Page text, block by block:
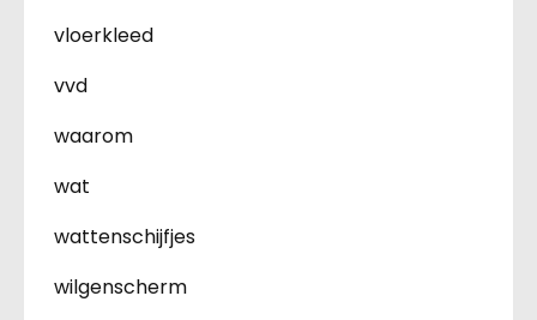
vloerkleed
vvd
waarom
wat
wattenschijfjes
wilgenscherm